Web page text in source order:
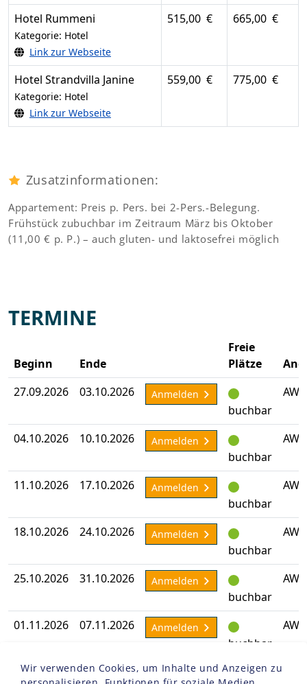
Hotel Rummeni
Kategorie: Hotel
Link zur Webseite
515,00 € 665,00 €
Hotel Strandvilla Janine
Kategorie: Hotel
Link zur Webseite
559,00 € 775,00 €
Zusatzinformationen:
Appartement: Preis p. Pers. bei 2-Pers.-Belegung.
Frühstück zubuchbar im Zeitraum März bis Oktober
(11,00 € p. P.) – auch gluten- und laktosefrei möglich
TERMINE
Beginn Ende
Freie
Plätze
27.09.2026
03.10.2026 Anmelden
buchbar
04.10.2026 10.10.2026 Anmelden
buchbar
11.10.2026 17.10.2026 Anmelden
buchbar
18.10.2026 24.10.2026 Anmelden
buchbar
25.10.2026 31.10.2026 Anmelden
buchbar
01.11.2026 07.11.2026 Anmelden
buchbar
08.11.2026 14.11.2026 Anmelden
Wir verwenden Cookies, um Inhalte und Anzeigen zu